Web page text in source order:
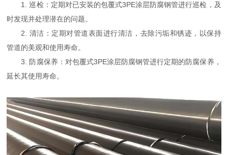
1. 巡检：定期对已安装的包覆式3PE涂层防腐钢管进行巡检，及
时发现并处理潜在的问题。
2. 清洁：定期对管道表面进行清洁，去除污垢和锈迹，以保持
管道的美观和使用寿命。
3. 防腐保养：对包覆式3PE涂层防腐钢管进行定期的防腐保养，
延长其使用寿命。